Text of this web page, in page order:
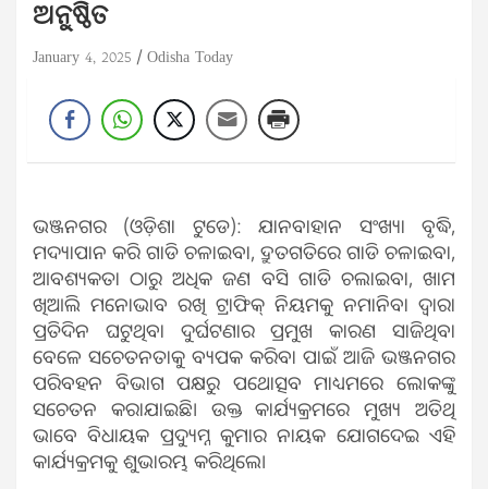
ଅନୁଷ୍ଠିତ
January 4, 2025 Odisha Today
ଭଞ୍ଜନଗର (ଓଡ଼ିଶା ଟୁଡେ): ଯାନବାହାନ ସଂଖ୍ୟା ବୃଦ୍ଧି,
ମଦ୍ୟାପାନ କରି ଗାଡି ଚଳାଇବା, ଦ୍ରୁତଗତିରେ ଗାଡି ଚଳାଇବା,
ଆବଶ୍ୟକତା ଠାରୁ ଅଧିକ ଜଣ ବସି ଗାଡି ଚଲାଇବା, ଖାମ
ଖିଆଲି ମନୋଭାବ ରଖି ଟ୍ରାଫିକ୍ ନିୟମକୁ ନମାନିବା ଦ୍ବାରା
ପ୍ରତିଦିନ ଘଟୁଥିବା ଦୁର୍ଘଟଣାର ପ୍ରମୁଖ କାରଣ ସାଜିଥିବା
ବେଳେ ସଚେତନତାକୁ ବ୍ୟପକ କରିବା ପାଇଁ ଆଜି ଭଞ୍ଜନଗର
ପରିବହନ ବିଭାଗ ପକ୍ଷରୁ ପଥୋତ୍ସବ ମାଧ୍ୟମରେ ଲୋକଙ୍କୁ
ସଚେତନ କରାଯାଇଛି। ଉକ୍ତ କାର୍ଯ୍ୟକ୍ରମରେ ମୁଖ୍ୟ ଅତିଥି
ଭାବେ ବିଧାୟକ ପ୍ରଦ୍ୟୁମ୍ନ କୁମାର ନାୟକ ଯୋଗଦେଇ ଏହି
କାର୍ଯ୍ୟକ୍ରମକୁ ଶୁଭାରମ୍ଭ କରିଥିଲେ।